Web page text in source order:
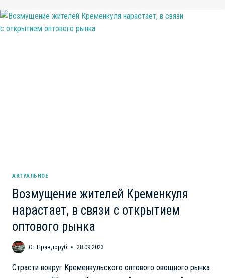
ПОЛИГОН
ТБО
АКТУАЛЬНОЕ
Возмущение жителей Кременкуля
нарастает, в связи с открытием
оптового рынка
От Правдоруб 28.09.2023
Страсти вокруг Кременкульского оптового овощного рынка